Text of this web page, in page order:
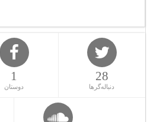
1
دوستان
28
دنباله‌گرها